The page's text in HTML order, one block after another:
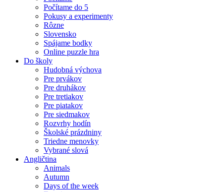
Počítame do 5
Pokusy a experimenty
Rôzne
Slovensko
Spájame bodky
Online puzzle hra
Do školy
Hudobná výchova
Pre prvákov
Pre druhákov
Pre tretiakov
Pre piatakov
Pre siedmakov
Rozvrhy hodín
Školské prázdniny
Triedne menovky
Vybrané slová
Angličtina
Animals
Autumn
Days of the week